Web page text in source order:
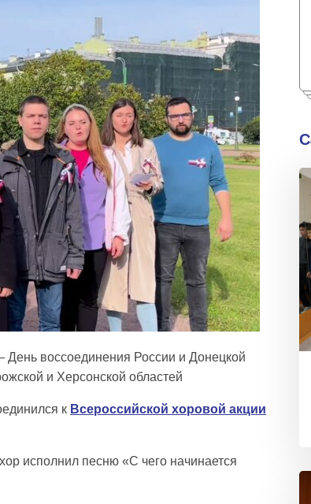
воссоединения России и Донецкой
и Херсонской областей
к Всероссийской хоровой акции
исполнил песню «С чего начинается